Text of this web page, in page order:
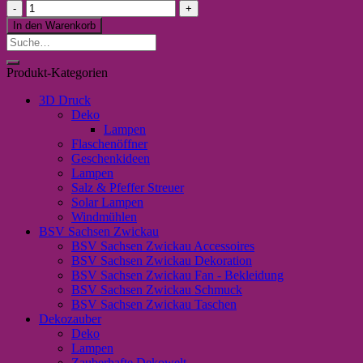
Ohrstecker
"Anker
rot"
Menge
In den Warenkorb
Suche
nach:
Produkt-Kategorien
3D Druck
Deko
Lampen
Flaschenöffner
Geschenkideen
Lampen
Salz & Pfeffer Streuer
Solar Lampen
Windmühlen
BSV Sachsen Zwickau
BSV Sachsen Zwickau Accessoires
BSV Sachsen Zwickau Dekoration
BSV Sachsen Zwickau Fan - Bekleidung
BSV Sachsen Zwickau Schmuck
BSV Sachsen Zwickau Taschen
Dekozauber
Deko
Lampen